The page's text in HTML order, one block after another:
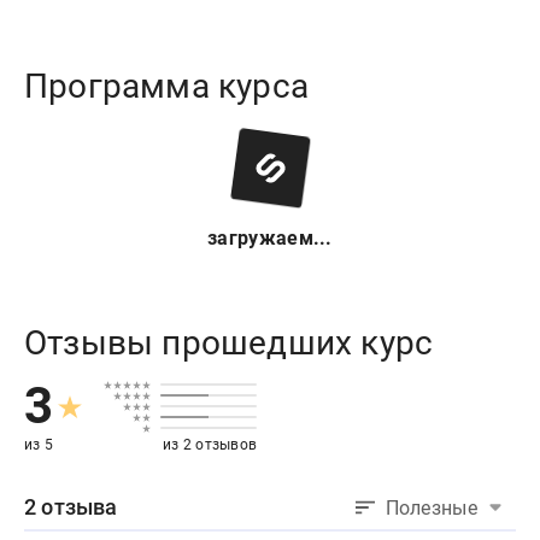
Программа курса
загружаем...
Отзывы прошедших курс
3
из 5 из 2 отзывов
2 отзыва Полезные